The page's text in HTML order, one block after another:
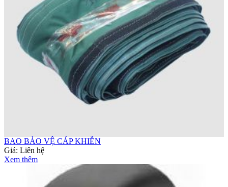
BAO BẢO VỆ CÁP KHIỄN
Giá: Liên hệ
Xem thêm